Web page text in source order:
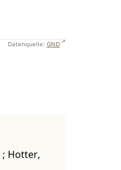
Datenquelle: GND
; Hotter,